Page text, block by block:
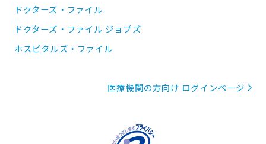
ドクターズ・ファイル
ドクターズ・ファイル ジョブズ
ホスピタルズ・ファイル
医療機関の方向け ログインページ